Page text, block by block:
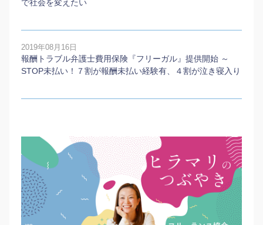
で社会を変えたい
2019年08月16日
報酬トラブル弁護士費用保険『フリーガル』提供開始 ～
STOP未払い！７割が報酬未払い経験有、４割が泣き寝入り